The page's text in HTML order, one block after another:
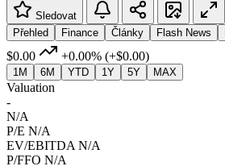
Sledovat
Přehled
Finance Články Flash News
$0.00 +0.00% (+$0.00)
1M 6M YTD 1Y 5Y MAX
Valuation
-
N/A
P/E N/A
EV/EBITDA N/A
P/FFO N/A